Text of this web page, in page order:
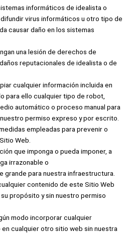
informáticos de idealista o
virus informáticos u otro tipo de
causar daño en los sistemas
una lesión de derechos de
reputacionales de idealista o de
cualquier información incluida en
para ello cualquier tipo de robot,
automático o proceso manual para
permiso expreso y por escrito.
empleadas para prevenir o
Web.
que imponga o pueda imponer, a
irrazonable o
grande para nuestra infraestructura.
contenido de este Sitio Web
propósito y sin nuestro permiso
modo incorporar cualquier
cualquier otro sitio web sin nuestra